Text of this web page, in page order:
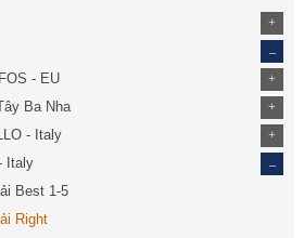
+
- EU +
Ba Nha +
- Italy +
Italy
Best 1-5
Right